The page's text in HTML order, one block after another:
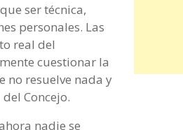
ser técnica,
personales. Las
real del
cuestionar la
no resuelve nada y
Concejo.
nadie se